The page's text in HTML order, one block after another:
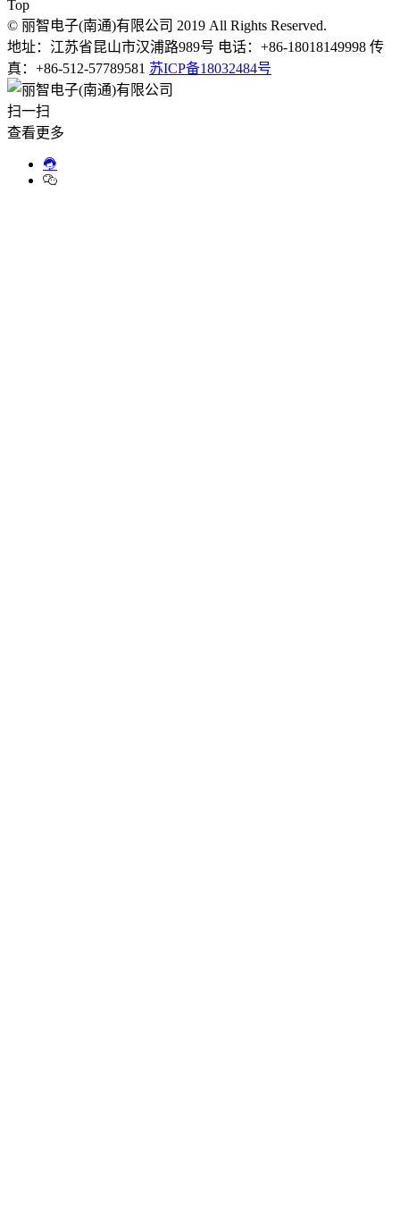
Top
© 丽智电子(南通)有限公司 2019 All Rights Reserved.
地址：江苏省昆山市汉浦路989号 电话：+86-18018149998 传
真：+86-512-57789581 苏ICP备18032484号
扫一扫
查看更多